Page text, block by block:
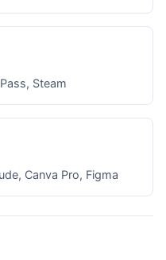
Steam
Canva Pro, Figma